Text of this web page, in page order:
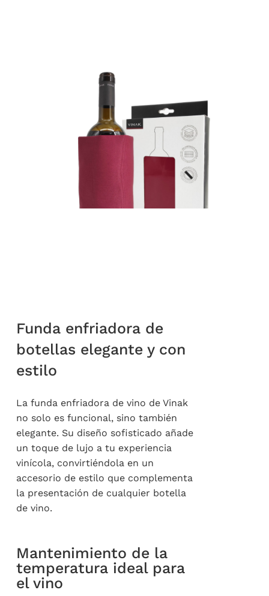
Funda enfriadora de
botellas elegante y con
estilo
La funda enfriadora de vino de Vinak
no solo es funcional, sino también
elegante. Su diseño sofisticado añade
un toque de lujo a tu experiencia
vinícola, convirtiéndola en un
accesorio de estilo que complementa
la presentación de cualquier botella
de vino.
Mantenimiento de la
temperatura ideal para
el vino